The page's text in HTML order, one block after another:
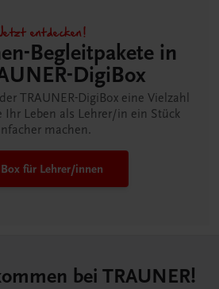
entdecken!
Begleitpakete in
DigiBox
TRAUNER-DigiBox eine Vielzahl
Ihr Leben als Lehrer/in ein Stück
machen.
für Lehrer/innen
bei TRAUNER!